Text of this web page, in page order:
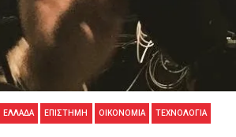
ΕΛΛΑΔΑ ΕΠΙΣΤΗΜΗ ΟΙΚΟΝΟΜΙΑ ΤΕΧΝΟΛΟΓΊΑ